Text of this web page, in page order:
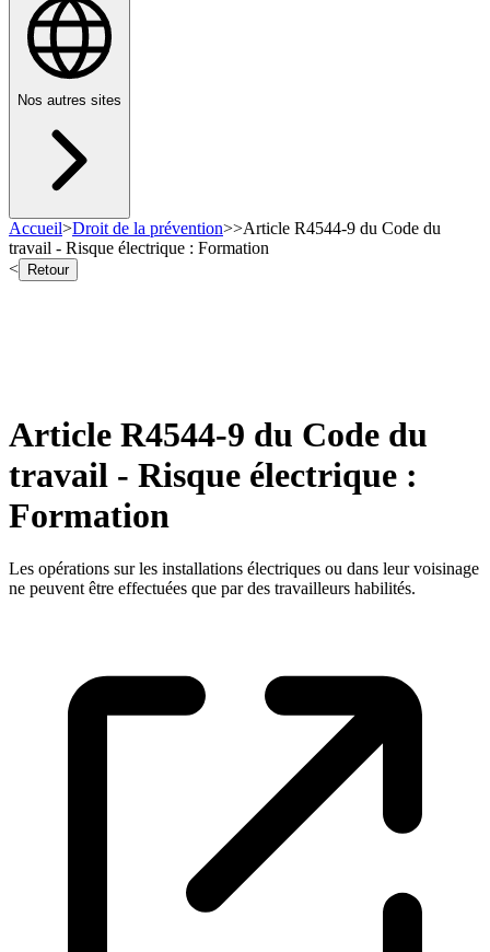
Nos autres sites
Accueil>Droit de la prévention>>Article R4544-9 du Code du
travail - Risque électrique : Formation
<
Retour
Article R4544-9 du Code du
travail - Risque électrique :
Formation
Les opérations sur les installations électriques ou dans leur voisinage
ne peuvent être effectuées que par des travailleurs habilités.